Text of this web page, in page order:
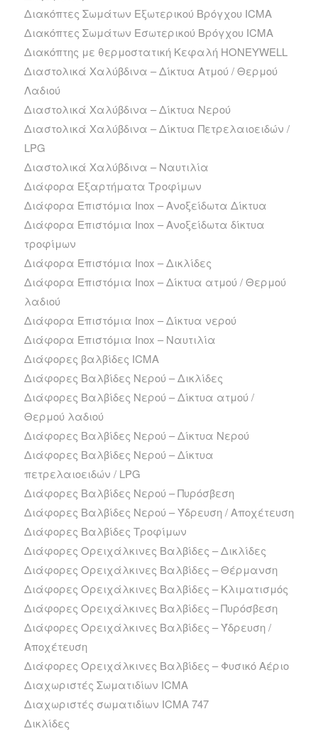
Διακόπτες Σωμάτων Εξωτερικού Βρόγχου ICMA
Διακόπτες Σωμάτων Εσωτερικού Βρόγχου ICMA
Διακόπτης με θερμοστατική Κεφαλή HONEYWELL
Διαστολικά Χαλύβδινα – Δίκτυα Ατμού / Θερμού
Λαδιού
Διαστολικά Χαλύβδινα – Δίκτυα Νερού
Διαστολικά Χαλύβδινα – Δίκτυα Πετρελαιοειδών /
LPG
Διαστολικά Χαλύβδινα – Ναυτιλία
Διάφορα Εξαρτήματα Τροφίμων
Διάφορα Επιστόμια Inox – Ανοξείδωτα Δίκτυα
Διάφορα Επιστόμια Inox – Ανοξείδωτα δίκτυα
τροφίμων
Διάφορα Επιστόμια Inox – Δικλίδες
Διάφορα Επιστόμια Inox – Δίκτυα ατμού / Θερμού
λαδιού
Διάφορα Επιστόμια Inox – Δίκτυα νερού
Διάφορα Επιστόμια Inox – Ναυτιλία
Διάφορες βαλβίδες ICMA
Διάφορες Βαλβίδες Νερού – Δικλίδες
Διάφορες Βαλβίδες Νερού – Δίκτυα ατμού /
Θερμού λαδιού
Διάφορες Βαλβίδες Νερού – Δίκτυα Νερού
Διάφορες Βαλβίδες Νερού – Δίκτυα
πετρελαιοειδών / LPG
Διάφορες Βαλβίδες Νερού – Πυρόσβεση
Διάφορες Βαλβίδες Νερού – Ύδρευση / Αποχέτευση
Διάφορες Βαλβίδες Τροφίμων
Διάφορες Ορειχάλκινες Βαλβίδες – Δικλίδες
Διάφορες Ορειχάλκινες Βαλβίδες – Θέρμανση
Διάφορες Ορειχάλκινες Βαλβίδες – Κλιματισμός
Διάφορες Ορειχάλκινες Βαλβίδες – Πυρόσβεση
Διάφορες Ορειχάλκινες Βαλβίδες – Ύδρευση /
Αποχέτευση
Διάφορες Ορειχάλκινες Βαλβίδες – Φυσικό Αέριο
Διαχωριστές Σωματιδίων ICMA
Διαχωριστές σωματιδίων ICMA 747
Δικλίδες